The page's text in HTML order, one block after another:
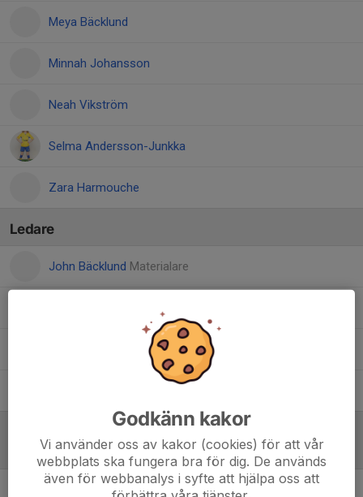
Meya Bäcklund
Minnah Johansson
Neah Vikström
Selma Andersson-Junkka
Zara Harmouche
Ledare
John Bäcklund Materialare
Linnéa JohanssonTränare
Referat
Godkänn kakor
Vi använder oss av kakor (cookies) för att vår
webbplats ska fungera bra för dig. De används
även för webbanalys i syfte att hjälpa oss att